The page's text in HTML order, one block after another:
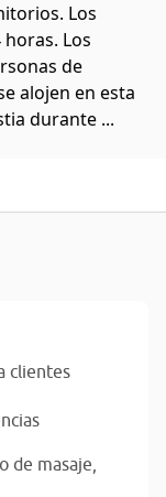
Los
Los
de
alojen en esta
durante ...
clientes
de masaje,